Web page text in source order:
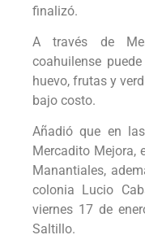
finalizó.
A través de
coahuilense
huevo, frutas y
bajo costo.
Añadió que en
Mercadito Mejora,
Manantiales,
colonia Lucio
viernes 17 de
Saltillo.